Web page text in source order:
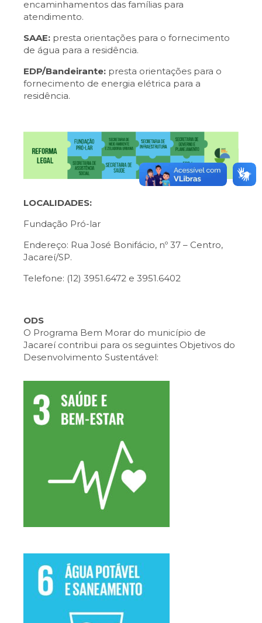
encaminhamentos das famílias para
atendimento.
SAAE: presta orientações para o fornecimento
de água para a residência.
EDP/Bandeirante: presta orientações para o
fornecimento de energia elétrica para a
residência.
LOCALIDADES:
Fundação Pró-lar
Endereço: Rua José Bonifácio, nº 37 – Centro,
Jacareí/SP.
Telefone: (12) 3951.6472 e 3951.6402
ODS
O Programa Bem Morar do município de
Jacareí contribui para os seguintes Objetivos do
Desenvolvimento Sustentável: